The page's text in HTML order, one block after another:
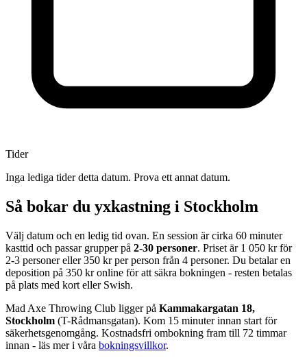
Tider
Inga lediga tider detta datum. Prova ett annat datum.
Så bokar du yxkastning i Stockholm
Välj datum och en ledig tid ovan. En session är cirka 60 minuter
kasttid och passar grupper på 2-30 personer. Priset är 1 050 kr för
2-3 personer eller 350 kr per person från 4 personer. Du betalar en
deposition på 350 kr online för att säkra bokningen - resten betalas
på plats med kort eller Swish.
Mad Axe Throwing Club ligger på Kammakargatan 18,
Stockholm (T-Rådmansgatan). Kom 15 minuter innan start för
säkerhetsgenomgång. Kostnadsfri ombokning fram till 72 timmar
innan - läs mer i våra bokningsvillkor.